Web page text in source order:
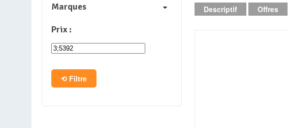
PC Tout-en-un
Tablettes
Descriptif Offres
Marques
Prix :
Filtre